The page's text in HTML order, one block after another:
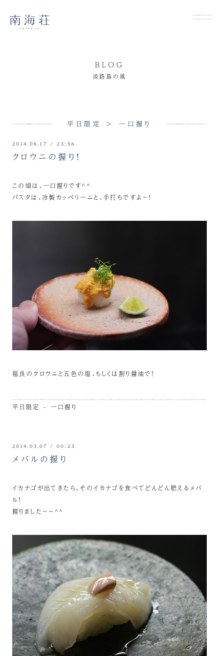
BLOG
淡路島の風
平日限定 > 一口握り
2014.06.17 / 23:56
クロウニの握り！
この頃は、一口握りです^^
パスタは、冷製カッペリーニと、手打ちですよ～！
福良のクロウニと五色の塩、もしくは割り醤油で！
平日限定 - 一口握り
2014.03.07 / 00:23
メバルの握り
イカナゴが出てきたら、そのイカナゴを食べてどんどん肥えるメバ
ル！
握りました～～^^